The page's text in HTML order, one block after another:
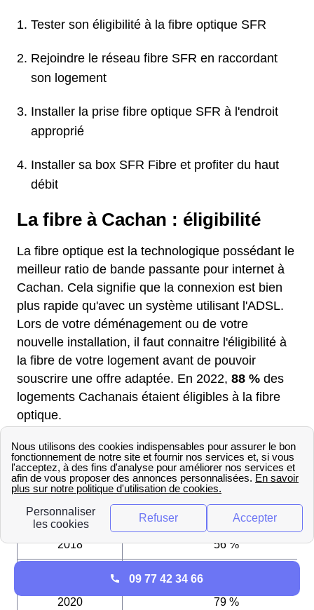
Tester son éligibilité à la fibre optique SFR
Rejoindre le réseau fibre SFR en raccordant
son logement
Installer la prise fibre optique SFR à l'endroit
approprié
Installer sa box SFR Fibre et profiter du haut
débit
La fibre à Cachan : éligibilité
La fibre optique est la technologique possédant le
meilleur ratio de bande passante pour internet à
Cachan. Cela signifie que la connexion est bien
plus rapide qu'avec un système utilisant l'ADSL.
Lors de votre déménagement ou de votre
nouvelle installation, il faut connaitre l'éligibilité à
la fibre de votre logement avant de pouvoir
souscrire une offre adaptée. En 2022, 88 % des
logements Cachanais étaient éligibles à la fibre
optique.
Évolution du nombre de logements éligibles à
fibre optique
Année
2018 56 %
2020 79 %
09 77 42 34 66